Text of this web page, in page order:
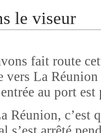
le viseur
fait route
vers La
au port
Réunion, c’est